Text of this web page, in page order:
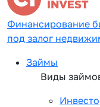
Финансирование
под залог
Займы
Виды